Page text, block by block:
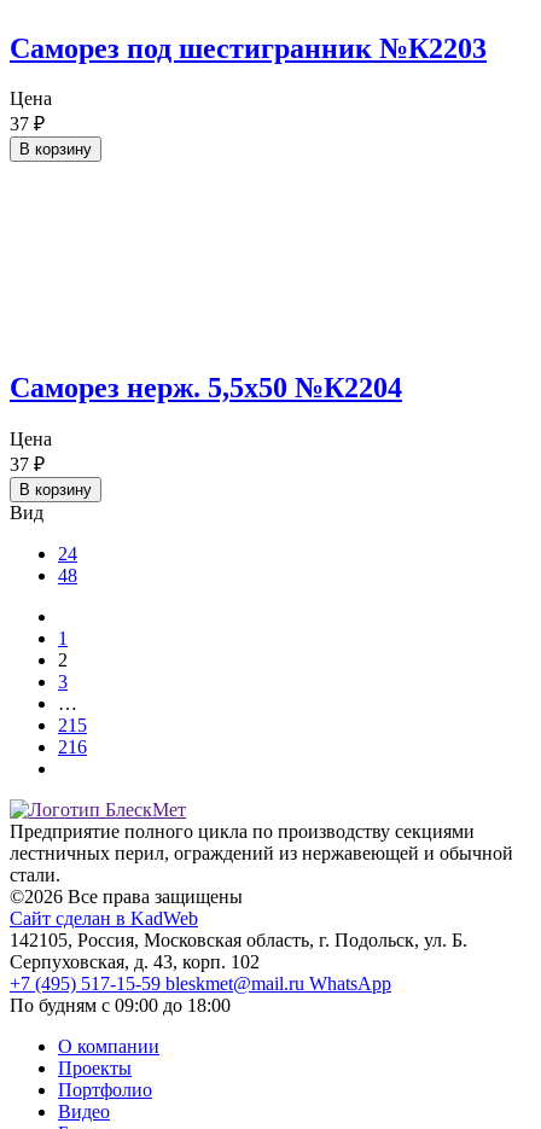
Саморез под шестигранник №К2203
Цена
37 ₽
В корзину
Саморез нерж. 5,5х50 №К2204
Цена
37 ₽
В корзину
Вид
24
48
1
2
3
…
215
216
Предприятие полного цикла по производству секциями
лестничных перил, ограждений из нержавеющей и обычной
стали.
©2026 Все права защищены
Сайт сделан в KadWeb
142105, Россия, Московская область, г. Подольск, ул. Б.
Серпуховская, д. 43, корп. 102
+7 (495) 517-15-59 bleskmet@mail.ru WhatsApp
По будням с 09:00 до 18:00
О компании
Проекты
Портфолио
Видео